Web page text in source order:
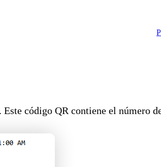
código QR contiene el número